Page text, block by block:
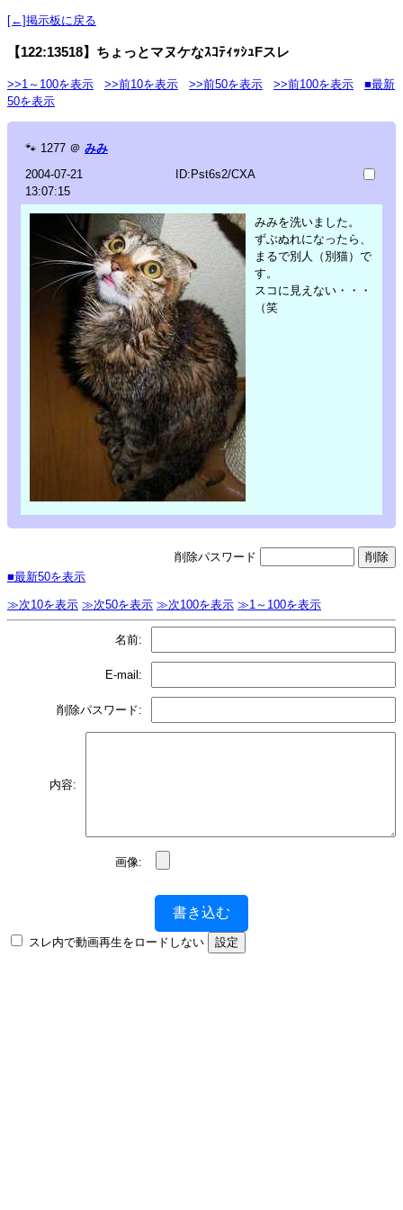
[←]掲示板に戻る
【122:13518】ちょっとマヌケなｽｺﾃｨｯｼｭFスレ
>>1～100を表示 >>前10を表示 >>前50を表示 >>前100を表示
■最新
50を表示
🐾 1277 ＠ みみ
2004-07-21
13:07:15
ID:Pst6s2/CXA
みみを洗いました。
ずぶぬれになったら、
まるで別人（別猫）で
す。
スコに見えない・・・
（笑
削除パスワード
■最新50を表示
≫次10を表示 ≫次50を表示 ≫次100を表示 ≫1～100を表示
名前:
E-mail:
削除パスワード:
内容:
画像:
書き込む
スレ内で動画再生をロードしない